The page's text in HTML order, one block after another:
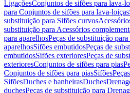
LigaçõesConjuntos de sifões para lava-
para Conjuntos de sifões para lava-loiças
substituição para Sifões curvos
substituição para Acessórios
para aparelhosPeças de substituição
aparelhosSifões embutidosPeças de
embutidosSifões exterioresPeças de
exterioresConjuntos de sifões para pias
Conjuntos de sifões para piasSifões
SifõesDuches e banheirasDuches
duchesPeças de substituição para